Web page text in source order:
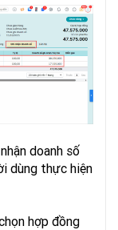
doanh số
dùng thực hiện
hợp đồng